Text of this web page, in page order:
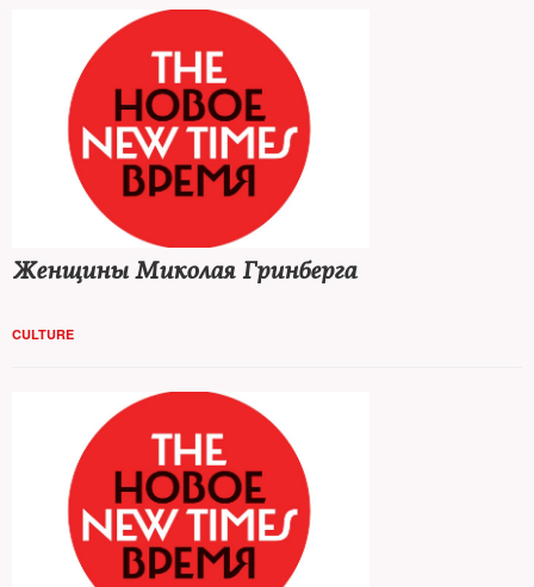
Женщины Миколая Гринберга
CULTURE